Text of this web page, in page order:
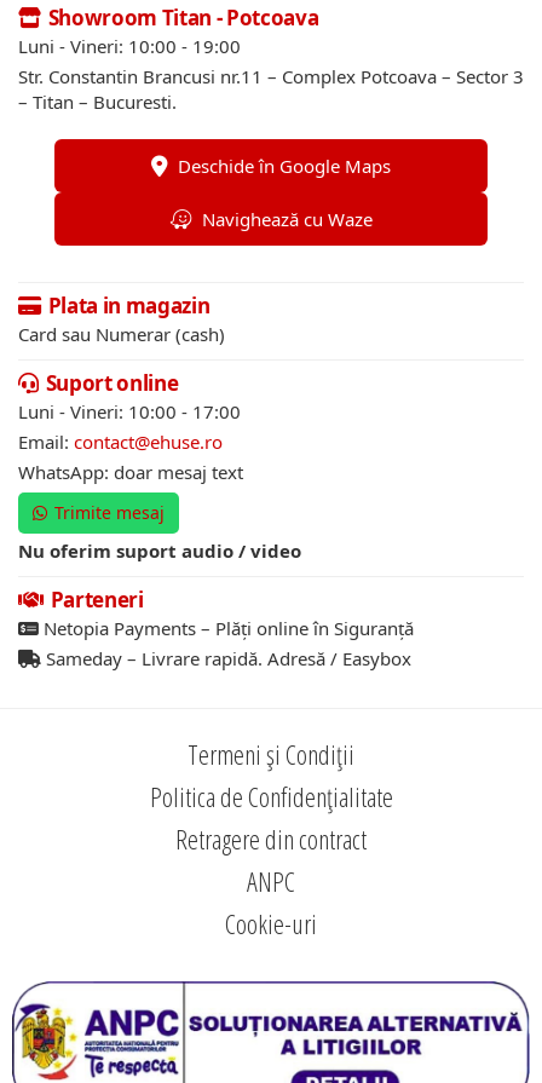
Showroom Titan - Potcoava
Luni - Vineri: 10:00 - 19:00
Str. Constantin Brancusi nr.11 – Complex Potcoava – Sector 3
– Titan – Bucuresti.
Deschide în Google Maps
Navighează cu Waze
Plata in magazin
Card sau Numerar (cash)
Suport online
Luni - Vineri: 10:00 - 17:00
Email: contact@ehuse.ro
WhatsApp: doar mesaj text
Trimite mesaj
Nu oferim suport audio / video
Parteneri
Netopia Payments – Plăți online în Siguranță
Sameday – Livrare rapidă. Adresă / Easybox
Termeni și Condiții
Politica de Confidențialitate
Retragere din contract
ANPC
Cookie-uri